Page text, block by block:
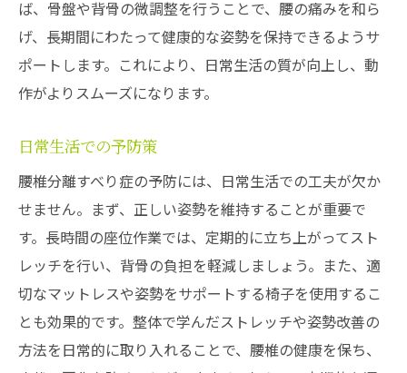
ば、骨盤や背骨の微調整を行うことで、腰の痛みを和ら
げ、長期間にわたって健康的な姿勢を保持できるようサ
ポートします。これにより、日常生活の質が向上し、動
作がよりスムーズになります。
日常生活での予防策
腰椎分離すべり症の予防には、日常生活での工夫が欠か
せません。まず、正しい姿勢を維持することが重要で
す。長時間の座位作業では、定期的に立ち上がってスト
レッチを行い、背骨の負担を軽減しましょう。また、適
切なマットレスや姿勢をサポートする椅子を使用するこ
とも効果的です。整体で学んだストレッチや姿勢改善の
方法を日常的に取り入れることで、腰椎の健康を保ち、